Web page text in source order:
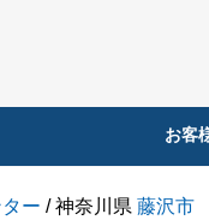
お客
ー / 神奈川県藤沢市